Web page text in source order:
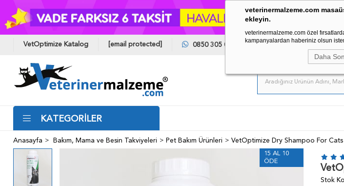
veterinermalzeme.com
ekleyin.
veterinermalzeme.com özel
kampanyalardan haberiniz olsun
Daha
VetOptimize Katalog [email protected] 0850 305 03 34
KATEGORİLER
Anasayfa Bakım, Mama ve Besin Takviyeleri Pet Bakım Ürünleri VetOptimize Dry Shampoo For
15 AL 10
ÖDE
Stok